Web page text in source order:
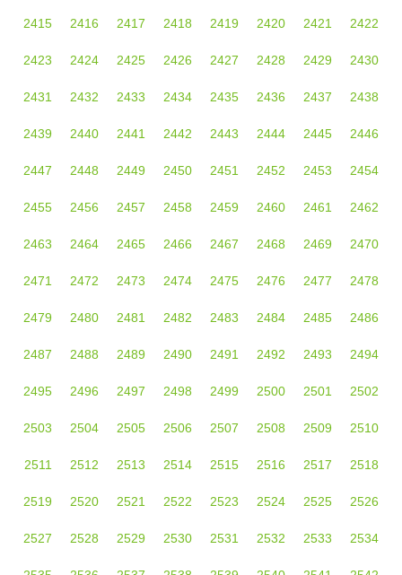
2415 2416 2417 2418 2419 2420 2421 2422
2423 2424 2425 2426 2427 2428 2429 2430
2431 2432 2433 2434 2435 2436 2437 2438
2439 2440 2441 2442 2443 2444 2445 2446
2447 2448 2449 2450 2451 2452 2453 2454
2455 2456 2457 2458 2459 2460 2461 2462
2463 2464 2465 2466 2467 2468 2469 2470
2471 2472 2473 2474 2475 2476 2477 2478
2479 2480 2481 2482 2483 2484 2485 2486
2487 2488 2489 2490 2491 2492 2493 2494
2495 2496 2497 2498 2499 2500 2501 2502
2503 2504 2505 2506 2507 2508 2509 2510
2511 2512 2513 2514 2515 2516 2517 2518
2519 2520 2521 2522 2523 2524 2525 2526
2527 2528 2529 2530 2531 2532 2533 2534